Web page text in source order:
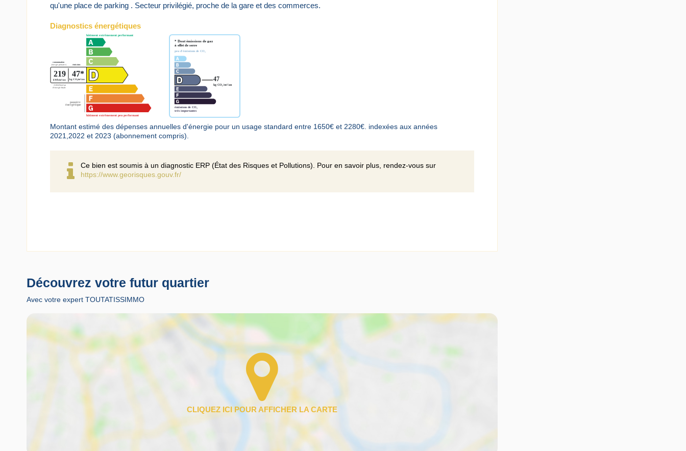
qu'une place de parking . Secteur privilégié, proche de la gare et des commerces.
Diagnostics énergétiques
Montant estimé des dépenses annuelles d'énergie pour un usage standard entre 1650€ et 2280€. indexées aux années
2021,2022 et 2023 (abonnement compris).
Ce bien est soumis à un diagnostic ERP (État des Risques et Pollutions). Pour en savoir plus, rendez-vous sur
https://www.georisques.gouv.fr/
Découvrez votre futur quartier
Avec votre expert TOUTATISSIMMO